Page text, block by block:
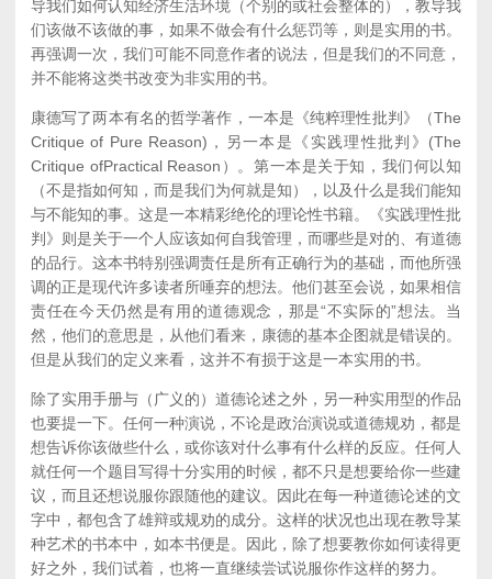
导我们如何认知经济生活环境（个别的或社会整体的），教导我
们该做不该做的事，如果不做会有什么惩罚等，则是实用的书。
再强调一次，我们可能不同意作者的说法，但是我们的不同意，
并不能将这类书改变为非实用的书。
康德写了两本有名的哲学著作，一本是《纯粹理性批判》（The
Critique of Pure Reason)，另一本是《实践理性批判》(The
Critique ofPractical Reason）。第一本是关于知，我们何以知
（不是指如何知，而是我们为何就是知），以及什么是我们能知
与不能知的事。这是一本精彩绝伦的理论性书籍。《实践理性批
判》则是关于一个人应该如何自我管理，而哪些是对的、有道德
的品行。这本书特别强调责任是所有正确行为的基础，而他所强
调的正是现代许多读者所唾弃的想法。他们甚至会说，如果相信
责任在今天仍然是有用的道德观念，那是“不实际的”想法。当
然，他们的意思是，从他们看来，康德的基本企图就是错误的。
但是从我们的定义来看，这并不有损于这是一本实用的书。
除了实用手册与（广义的）道德论述之外，另一种实用型的作品
也要提一下。任何一种演说，不论是政治演说或道德规劝，都是
想告诉你该做些什么，或你该对什么事有什么样的反应。任何人
就任何一个题目写得十分实用的时候，都不只是想要给你一些建
议，而且还想说服你跟随他的建议。因此在每一种道德论述的文
字中，都包含了雄辩或规劝的成分。这样的状况也出现在教导某
种艺术的书本中，如本书便是。因此，除了想要教你如何读得更
好之外，我们试着，也将一直继续尝试说服你作这样的努力。